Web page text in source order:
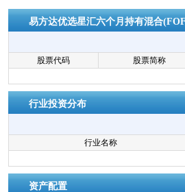
易方达优选星汇六个月持有混合
股票代码 股票简称
行业投资分布
行业名称
资产配置